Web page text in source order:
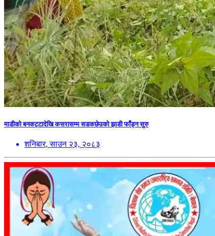
माडीको बनकट्टादेखि कसरासम्म सडकछेउको झाडी फाँड्न सुरु
शनिबार, साउन २३, २०८३